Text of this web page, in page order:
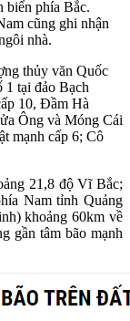
biển phía Bắc.
cũng ghi nhận
nhà.
thủy văn Quốc
1 tại đảo Bạch
10, Đầm Hà
Ông và Móng Cái
mạnh cấp 6; Cô
21,8 độ Vĩ Bắc;
Nam tỉnh Quảng
khoảng 60km về
gần tâm bão mạnh